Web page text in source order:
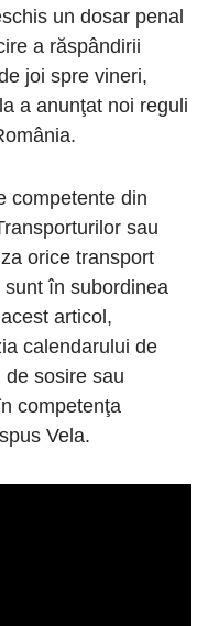
un dosar penal
a răspândirii
joi spre vineri,
a anunţat noi reguli
competente din
sau
orice transport
în subordinea
articol,
calendarului de
sosire sau
competenţa
Vela.